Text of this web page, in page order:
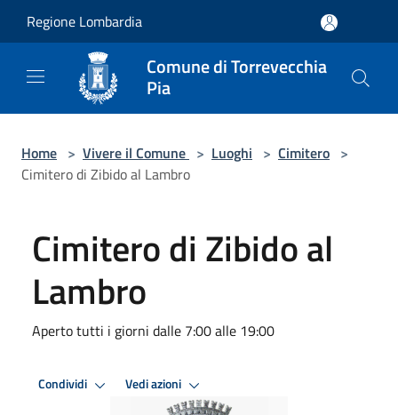
Regione Lombardia
Comune di Torrevecchia
Pia
Home > Vivere il Comune > Luoghi > Cimitero >
Cimitero di Zibido al Lambro
Cimitero di Zibido al
Lambro
Aperto tutti i giorni dalle 7:00 alle 19:00
Condividi Vedi azioni